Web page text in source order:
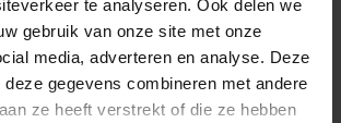
te analyseren. Ook delen we
gebruik van onze site met onze
media, adverteren en analyse. Deze
deze gegevens combineren met andere
ze heeft verstrekt of die ze hebben
Geen
Geen